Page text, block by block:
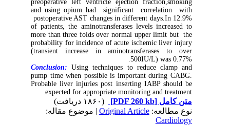
preoperative left ventricle ejection fraction,smoking
and using opium had significant correlation with
postoperative AST changes in different days.In 12.9%
of patients, the aminotransferases levels increased to
more than three folds over normal upper limit but the
probability for incidence of acute ischemic liver injury
(transient increase in aminotransferases to over
500IU/L) was 0.77%.
Conclusion:Using techniques to reduce clamp and
pump time when possible is important during CABG.
Probable liver injuries post inserting IABP should be
expected for appropriate monitoring and treatment.
متن کامل[PDF 260 kb]
نوع مطالعه:Original Article| موضوع مقاله:
Cardiology